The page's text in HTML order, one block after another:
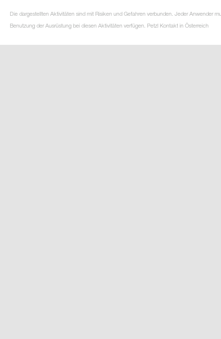
Die dargestellten Aktivitäten sind mit Risiken und Gefahren verbunden. Jeder Anwender
Benutzung der Ausrüstung bei diesen Aktivitäten verfügen. Petzl Kontakt in Österreich